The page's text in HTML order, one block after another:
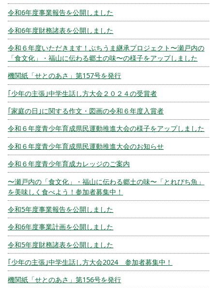
令和6年度事業報告を公開しました
令和6年度財務諸表を公開しました
令和６年度いただきます！ぶちうま継承プロジェクト〜瀬戸内の
「食文化」・福山に伝わる郷土の味〜の様子をアップしました
機関紙「せとのあさ」第157号を発行
｢少年の主張｣中学生話し方大会２０２４の受賞者
｢家庭の日｣に関する作文・図画の令和６年度入賞者
令和６年度青少年育成県民運動推進大会の様子をアップしました
令和６年度青少年育成県民運動推進大会のお知らせ
令和６年度青少年育成カレッジのご案内
〜瀬戸内の「食文化」・福山に伝わる郷土の味〜「とれぴち魚」
を美味しく食べよう！参加者募集中！
令和5年度事業報告を公開しました
令和6年度事業計画を公開しました
令和5年度財務諸表を公開しました
｢少年の主張｣中学生話し方大会2024 参加者募集中！
機関紙「せとのあさ」第156号を発行